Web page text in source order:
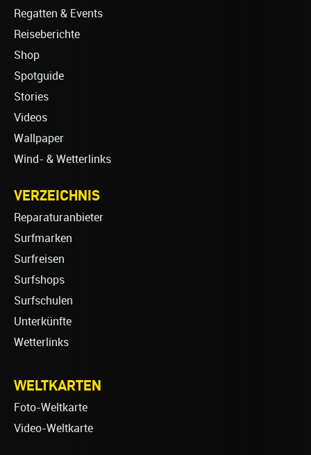
Regatten & Events
Reiseberichte
Shop
Spotguide
Stories
Videos
Wallpaper
Wind- & Wetterlinks
VERZEICHNIS
Reparaturanbieter
Surfmarken
Surfreisen
Surfshops
Surfschulen
Unterkünfte
Wetterlinks
WELTKARTEN
Foto-Weltkarte
Video-Weltkarte